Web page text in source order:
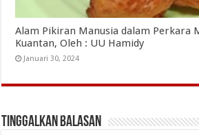
Alam Pikiran Manusia dalam Perkara
Kuantan, Oleh : UU Hamidy
Januari 30, 2024
Tinggalkan Balasan